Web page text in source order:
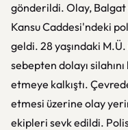
gönderildi. Olay, Balgat
Kansu Caddesi'ndeki
geldi. 28 yaşındaki
sebepten dolayı
etmeye kalkıştı.
etmesi üzerine olay
ekipleri sevk edildi.